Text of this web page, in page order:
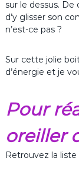
sur le dessus.
d’y glisser son
n’est-ce pas ?
Sur cette jolie
d’énergie et je
Pour
oreiller
Retrouvez la